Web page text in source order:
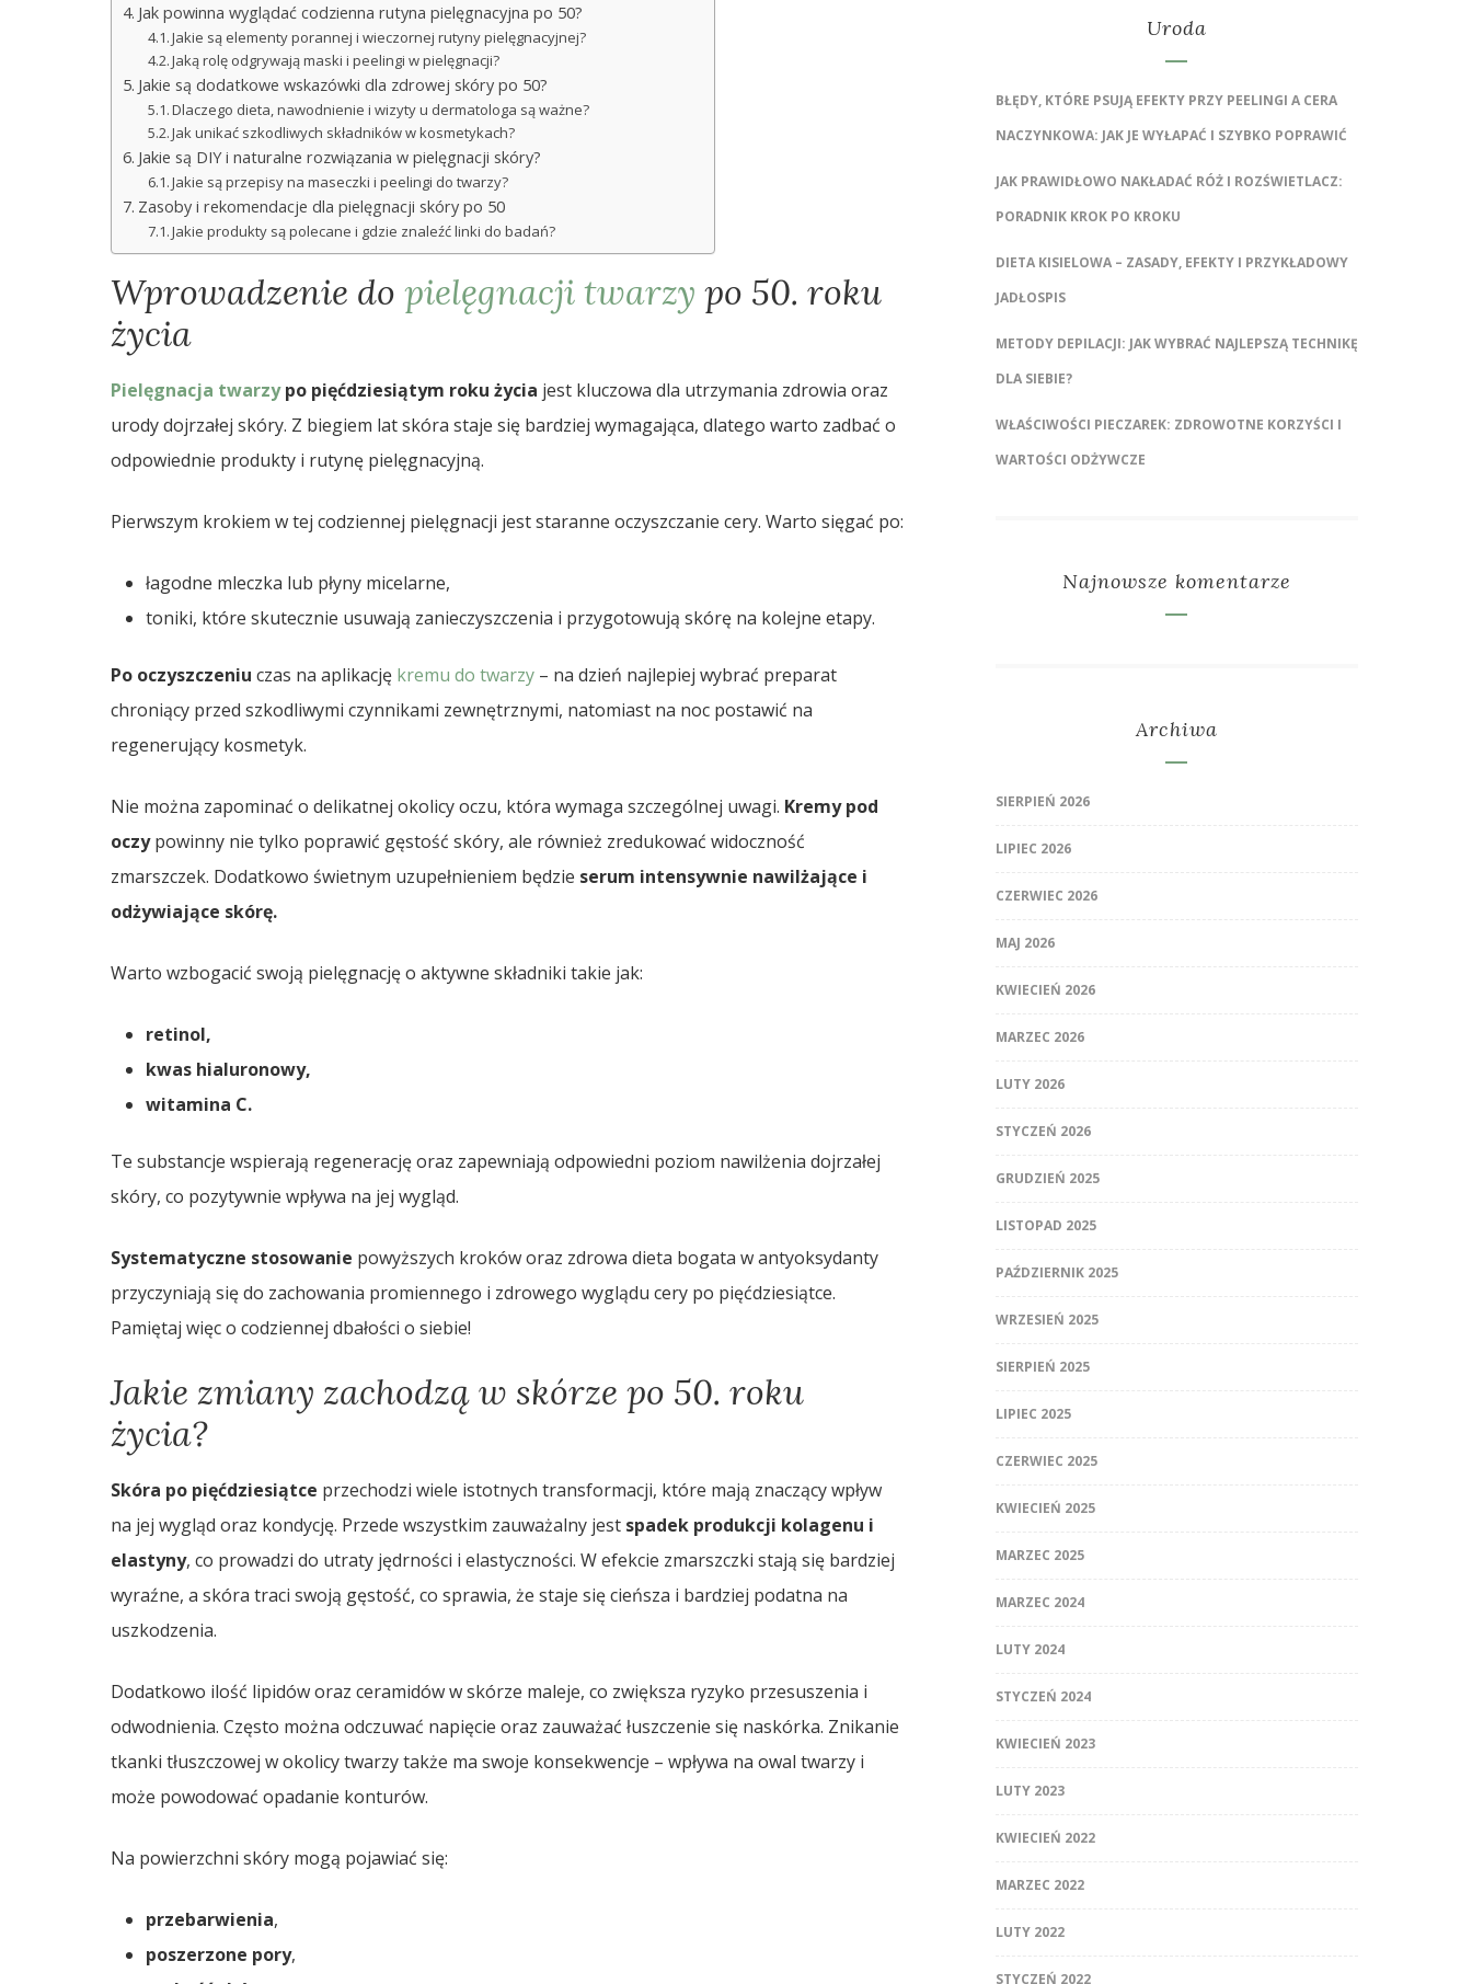
Jak powinna wyglądać codzienna rutyna pielęgnacyjna po 50?
Jakie są elementy porannej i wieczornej rutyny pielęgnacyjnej?
Jaką rolę odgrywają maski i peelingi w pielęgnacji?
Jakie są dodatkowe wskazówki dla zdrowej skóry po 50?
Dlaczego dieta, nawodnienie i wizyty u dermatologa są ważne?
Jak unikać szkodliwych składników w kosmetykach?
Jakie są DIY i naturalne rozwiązania w pielęgnacji skóry?
Jakie są przepisy na maseczki i peelingi do twarzy?
Zasoby i rekomendacje dla pielęgnacji skóry po 50
Jakie produkty są polecane i gdzie znaleźć linki do badań?
Wprowadzenie do pielęgnacji twarzy po 50. roku
życia
Pielęgnacja twarzypo pięćdziesiątym roku życia jest kluczowa dla utrzymania zdrowia oraz
urody dojrzałej skóry. Z biegiem lat skóra staje się bardziej wymagająca, dlatego warto zadbać o
odpowiednie produkty i rutynę pielęgnacyjną.
Pierwszym krokiem w tej codziennej pielęgnacji jest staranne oczyszczanie cery. Warto sięgać po:
łagodne mleczka lub płyny micelarne,
toniki, które skutecznie usuwają zanieczyszczenia i przygotowują skórę na kolejne etapy.
Po oczyszczeniu czas na aplikację kremu do twarzy– na dzień najlepiej wybrać preparat
chroniący przed szkodliwymi czynnikami zewnętrznymi, natomiast na noc postawić na
regenerujący kosmetyk.
Nie można zapominać o delikatnej okolicy oczu, która wymaga szczególnej uwagi. Kremy pod
oczypowinny nie tylko poprawić gęstość skóry, ale również zredukować widoczność
zmarszczek. Dodatkowo świetnym uzupełnieniem będzie serum intensywnie nawilżające i
odżywiające skórę.
Warto wzbogacić swoją pielęgnację o aktywne składniki takie jak:
retinol,
kwas hialuronowy,
witamina C.
Te substancje wspierają regenerację oraz zapewniają odpowiedni poziom nawilżenia dojrzałej
skóry, co pozytywnie wpływa na jej wygląd.
Systematyczne stosowanie powyższych kroków oraz zdrowa dieta bogata w antyoksydanty
przyczyniają się do zachowania promiennego i zdrowego wyglądu cery po pięćdziesiątce.
Pamiętaj więc o codziennej dbałości o siebie!
Jakie zmiany zachodzą w skórze po 50. roku
życia?
Skóra po pięćdziesiątce przechodzi wiele istotnych transformacji, które mają znaczący wpływ
na jej wygląd oraz kondycję. Przede wszystkim zauważalny jest spadek produkcji kolagenu i
elastyny, co prowadzi do utraty jędrności i elastyczności. W efekcie zmarszczki stają się bardziej
wyraźne, a skóra traci swoją gęstość, co sprawia, że staje się cieńsza i bardziej podatna na
uszkodzenia.
Dodatkowo ilość lipidów oraz ceramidów w skórze maleje, co zwiększa ryzyko przesuszenia i
odwodnienia. Często można odczuwać napięcie oraz zauważać łuszczenie się naskórka. Znikanie
tkanki tłuszczowej w okolicy twarzy także ma swoje konsekwencje – wpływa na owal twarzy i
może powodować opadanie konturów.
Na powierzchni skóry mogą pojawiać się:
przebarwienia,
poszerzone pory,
Uroda
BŁĘDY, KTÓRE PSUJĄ EFEKTY PRZY PEELINGI A CERA
NACZYNKOWA: JAK JE WYŁAPAĆ I SZYBKO POPRAWIĆ
JAK PRAWIDŁOWO NAKŁADAĆ RÓŻ I ROZŚWIETLACZ:
PORADNIK KROK PO KROKU
DIETA KISIELOWA – ZASADY, EFEKTY I PRZYKŁADOWY
JADŁOSPIS
METODY DEPILACJI: JAK WYBRAĆ NAJLEPSZĄ TECHNIKĘ
DLA SIEBIE?
WŁAŚCIWOŚCI PIECZAREK: ZDROWOTNE KORZYŚCI I
WARTOŚCI ODŻYWCZE
Najnowsze komentarze
Archiwa
SIERPIEŃ 2026
LIPIEC 2026
CZERWIEC 2026
MAJ 2026
KWIECIEŃ 2026
MARZEC 2026
LUTY 2026
STYCZEŃ 2026
GRUDZIEŃ 2025
LISTOPAD 2025
PAŹDZIERNIK 2025
WRZESIEŃ 2025
SIERPIEŃ 2025
LIPIEC 2025
CZERWIEC 2025
KWIECIEŃ 2025
MARZEC 2025
MARZEC 2024
LUTY 2024
STYCZEŃ 2024
KWIECIEŃ 2023
LUTY 2023
KWIECIEŃ 2022
MARZEC 2022
LUTY 2022
STYCZEŃ 2022